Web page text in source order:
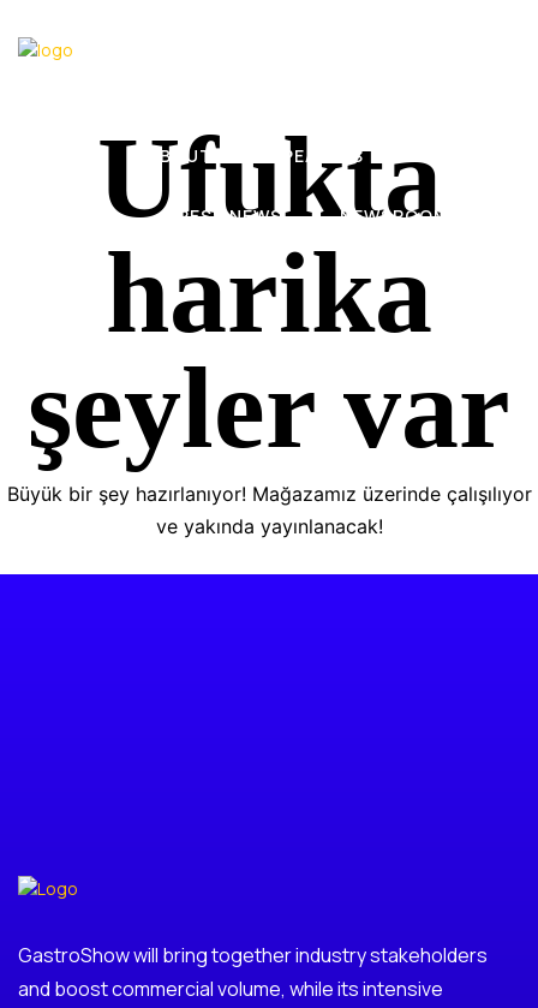
ABOUT SPEAKERS
PRESS NEWS NEWSROOM TV
Ufukta
harika
şeyler var
Büyük bir şey hazırlanıyor! Mağazamız üzerinde çalışılıyor
ve yakında yayınlanacak!
GastroShow will bring together industry stakeholders
and boost commercial volume, while its intensive